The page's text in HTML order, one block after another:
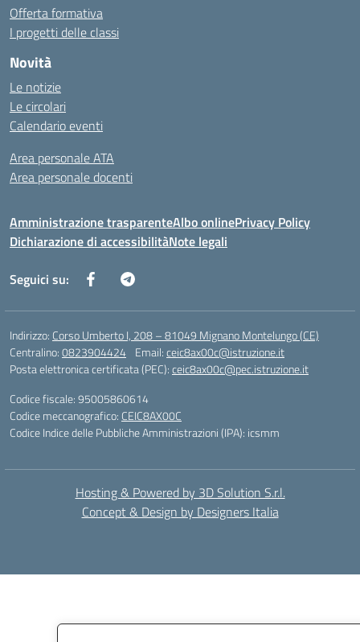
Offerta formativa
I progetti delle classi
Novità
Le notizie
Le circolari
Calendario eventi
Area personale ATA
Area personale docenti
Amministrazione trasparenteAlbo onlinePrivacy Policy
Dichiarazione di accessibilitàNote legali
Seguici su:
Indirizzo: Corso Umberto I, 208 – 81049 Mignano Montelungo (CE)
Centralino:0823904424 Email:ceic8ax00c@istruzione.it
Posta elettronica certificata (PEC):ceic8ax00c@pec.istruzione.it
Codice fiscale: 95005860614
Codice meccanografico: CEIC8AX00C
Codice Indice delle Pubbliche Amministrazioni (IPA): icsmm
Hosting & Powered by 3D Solution S.r.l.
Concept & Design by Designers Italia